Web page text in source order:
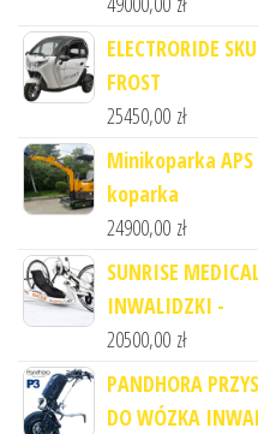
ELECTRORIDE
FROST
25450,00 zł
Minikoparka APS
koparka
24900,00 zł
SUNRISE
INWALIDZKI -
20500,00 zł
PANDHORA
DO WÓZKA